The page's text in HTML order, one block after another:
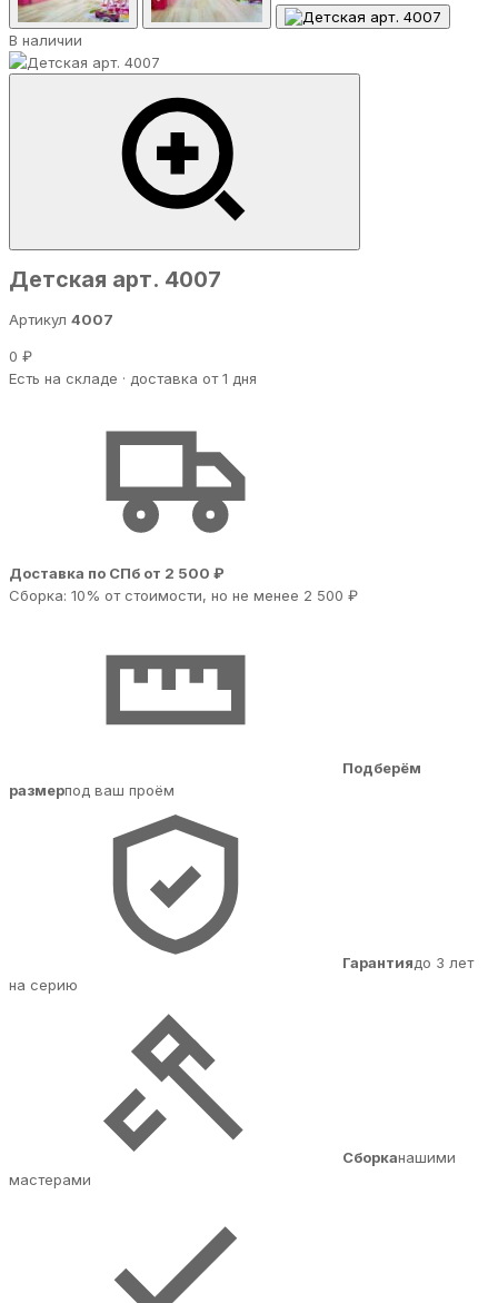
В наличии
Детская арт. 4007
Артикул 4007
0 ₽
Есть на складе · доставка от 1 дня
Доставка по СПб от 2 500 ₽
Сборка: 10% от стоимости, но не менее 2 500 ₽
Подберём
размерпод ваш проём
Гарантиядо 3 лет
на серию
Сборканашими
мастерами